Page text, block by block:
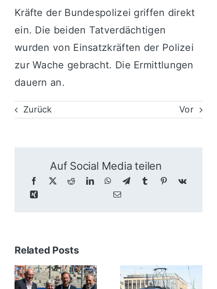
Kräfte der Bundespolizei griffen direkt
ein. Die beiden Tatverdächtigen
wurden von Einsatzkräften der Polizei
zur Wache gebracht. Die Ermittlungen
dauern an.
Zurück Vor
Auf Social Media teilen
Related Posts